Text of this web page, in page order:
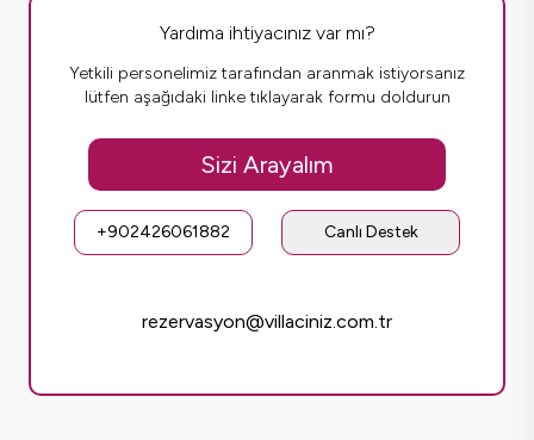
Yardıma ihtiyacınız var mı?
Yetkili personelimiz tarafından aranmak istiyorsanız
lütfen aşağıdaki linke tıklayarak formu doldurun
Sizi Arayalım
+902426061882 Canlı Destek
rezervasyon@villaciniz.com.tr